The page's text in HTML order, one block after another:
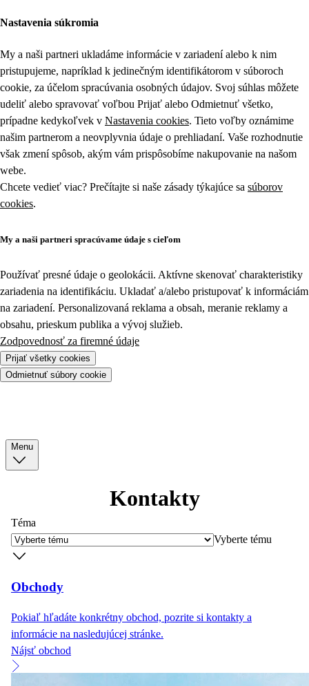
Nastavenia súkromia
My a naši partneri ukladáme informácie v zariadení alebo k nim
pristupujeme, napríklad k jedinečným identifikátorom v súboroch
cookie, za účelom spracúvania osobných údajov. Svoj súhlas môžete
udeliť alebo spravovať voľbou Prijať alebo Odmietnuť všetko,
prípadne kedykoľvek v Nastavenia cookies. Tieto voľby oznámime
našim partnerom a neovplyvnia údaje o prehliadaní. Vaše rozhodnutie
však zmení spôsob, akým vám prispôsobíme nakupovanie na našom
webe.
Chcete vedieť viac? Prečítajte si naše zásady týkajúce sa súborov
cookies.
My a naši partneri spracúvame údaje s cieľom
Používať presné údaje o geolokácii. Aktívne skenovať charakteristiky
zariadenia na identifikáciu. Ukladať a/alebo pristupovať k informáciám
na zariadení. Personalizovaná reklama a obsah, meranie reklamy a
obsahu, prieskum publika a vývoj služieb.
Zodpovednosť za firemné údaje
Prijať všetky cookies
Odmietnuť súbory cookie
Menu
Kontakty
Téma
Vyberte tému
Obchody
Pokiaľ hľadáte konkrétny obchod, pozrite si kontakty a
informácie na nasledujúcej stránke.
Nájsť obchod